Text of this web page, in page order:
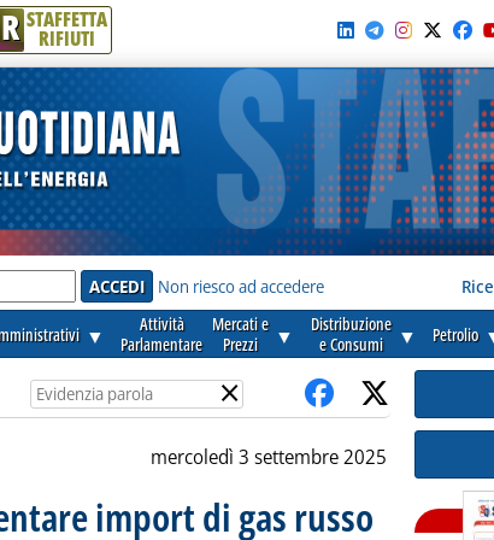
R STAFFETTA
RIFIUTI
Non riesco ad accedere
▼
Attività
Parlamentare
Mercati e
Prezzi
▼
Distribuzione
e Consumi
▼ Petrolio
×
mercoledì 3 settembre 2025
import di gas russo